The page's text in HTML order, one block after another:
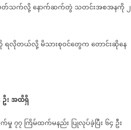
ပတ်သက်လို့နောက်ဆက်တွဲ သတင်းအစအနကို၂
ရလိုတယ်လို့မိသားစုဝင်တွေကတောင်းဆိုနေ
ဦးအထိရှိ
မှု၇၇ကြိမ်ထက်မနည်း ပြုလုပ်ခဲ့ပြီး ၆၄ ဦး